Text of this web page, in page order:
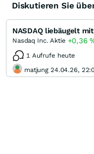
Diskutieren Sie
NASDAQ liebäugelt
Nasdaq Inc. Aktie +0,36
1 Aufrufe heute
matjung 24.04.26,